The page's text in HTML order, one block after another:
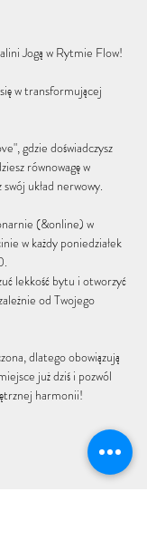
Jogą w Rytmie Flow!
w transformującej
gdzie doświadczysz
równowagę w
układ nerwowy.
(&online) w
w każdy poniedziałek
lekkość bytu i otworzyć
od Twojego
dlatego obowiązują
już dziś i pozwól
harmonii!